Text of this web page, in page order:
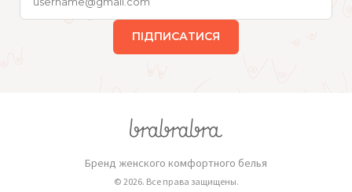
ПІДПИСАТИСЯ
Бренд женского комфортного белья
© 2026. Все права защищены.